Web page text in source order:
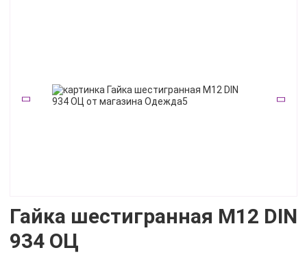
Гайка шестигранная М12 DIN
934 ОЦ